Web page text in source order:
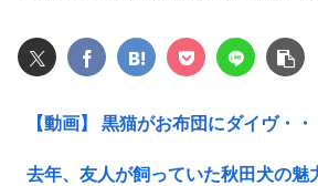
【動画】 黒猫がお布団にダイヴ・・
去年、友人が飼っていた秋田犬の魅